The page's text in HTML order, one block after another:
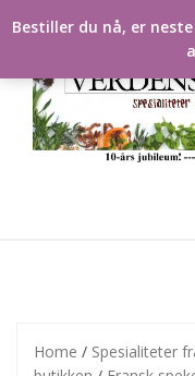
to
Home / Spesialiteter
Bestiller du nå, er